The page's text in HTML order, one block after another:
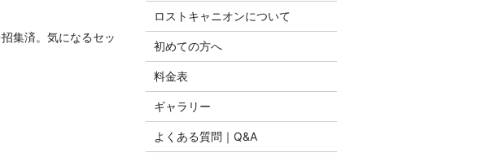
集済。気になるセッ
ロストキャニオンについて
初めての方へ
料金表
ギャラリー
よくある質問｜Q&A